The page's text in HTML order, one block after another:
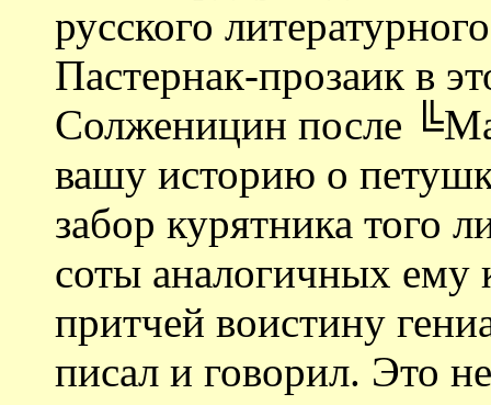
русского
Пастернак-прозаик в
Солженицин после
вашу историю о
забор курятника того
соты аналогичных ему
притчей воистину
писал и говорил. Это